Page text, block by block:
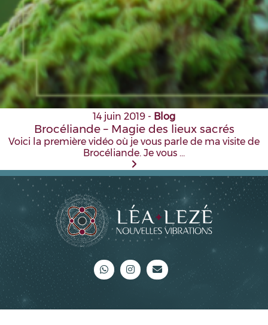
14 juin 2019 - Blog
Brocéliande – Magie des lieux sacrés
Voici la première vidéo où je vous parle de ma visite de
Brocéliande. Je vous …